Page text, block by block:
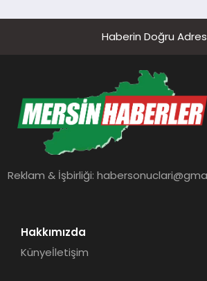
Haberin Doğru
Reklam & İşbirliği:
Hakkımızda
Künyeİletişim